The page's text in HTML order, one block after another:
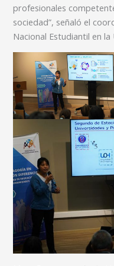
profesionales
sociedad”, señaló el
Nacional Estudiantil en